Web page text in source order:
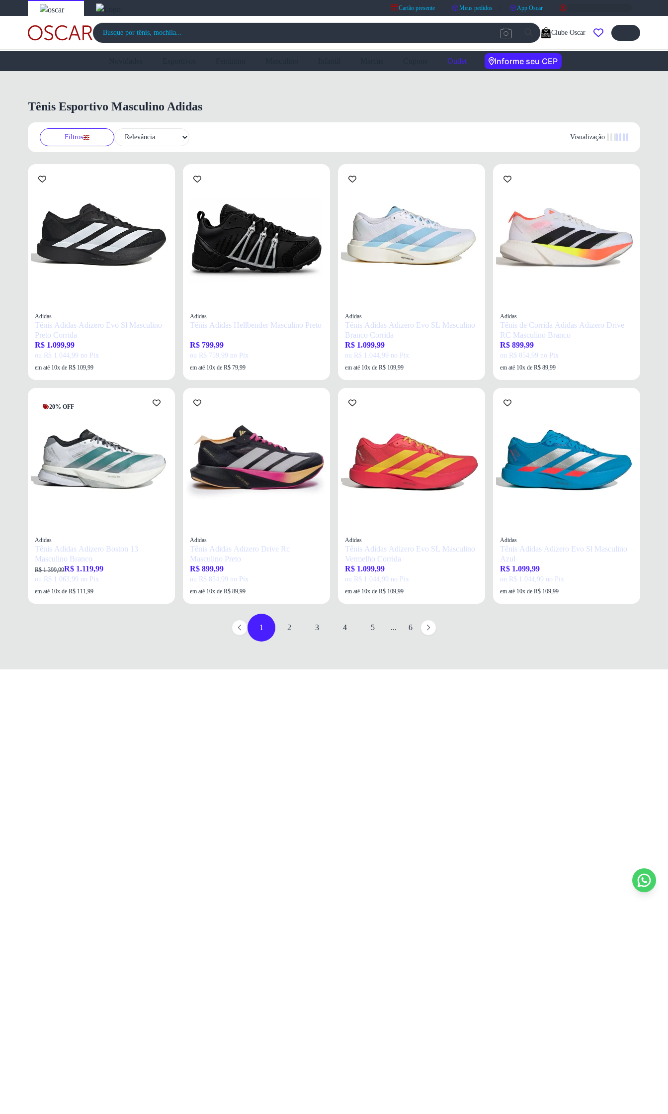
Cartão presente Meus pedidos App Oscar
Clube Oscar
Outlet Informe seu CEP
Tênis Esportivo Masculino Adidas
Filtros Visualização:
Adidas
Tênis Adidas Adizero Evo Sl Masculino
Preto Corrida
R$ 1.099,99
ou R$ 1.044,99 no Pix
em até 10x de R$ 109,99
Adidas
Tênis Adidas Hellbender Masculino Preto
R$ 799,99
ou R$ 759,99 no Pix
em até 10x de R$ 79,99
Adidas
Tênis Adidas Adizero Evo SL Masculino
Branco Corrida
R$ 1.099,99
ou R$ 1.044,99 no Pix
em até 10x de R$ 109,99
Adidas
Tênis de Corrida Adidas Adizero Drive
RC Masculino Branco
R$ 899,99
ou R$ 854,99 no Pix
em até 10x de R$ 89,99
20% OFF
Adidas
Tênis Adidas Adizero Boston 13
Masculino Branco
R$ 1.399,99R$ 1.119,99
ou R$ 1.063,99 no Pix
em até 10x de R$ 111,99
Adidas
Tênis Adidas Adizero Drive Rc
Masculino Preto
R$ 899,99
ou R$ 854,99 no Pix
em até 10x de R$ 89,99
Adidas
Tênis Adidas Adizero Evo SL Masculino
Vermelho Corrida
R$ 1.099,99
ou R$ 1.044,99 no Pix
em até 10x de R$ 109,99
Adidas
Tênis Adidas Adizero Evo Sl Masculino
Azul
R$ 1.099,99
ou R$ 1.044,99 no Pix
em até 10x de R$ 109,99
1 2 3 4 5 ... 6